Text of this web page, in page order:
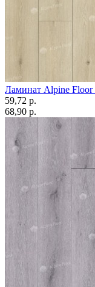
Ламинат Alpine
59,72 p.
68,90 p.